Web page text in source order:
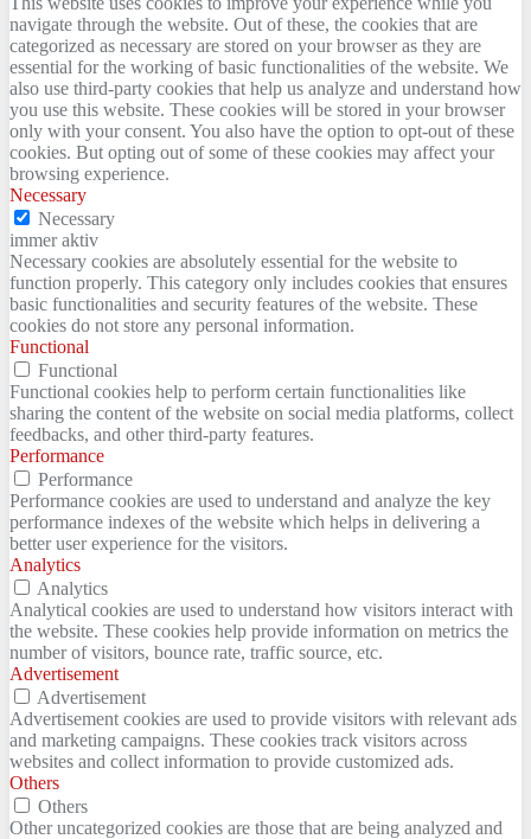
navigate through the website. Out of these, the cookies that are
categorized as necessary are stored on your browser as they are
essential for the working of basic functionalities of the website. We
also use third-party cookies that help us analyze and understand how
you use this website. These cookies will be stored in your browser
only with your consent. You also have the option to opt-out of these
cookies. But opting out of some of these cookies may affect your
browsing experience.
Necessary
Necessary
immer aktiv
Necessary cookies are absolutely essential for the website to
function properly. This category only includes cookies that ensures
basic functionalities and security features of the website. These
cookies do not store any personal information.
Functional
Functional
Functional cookies help to perform certain functionalities like
sharing the content of the website on social media platforms, collect
feedbacks, and other third-party features.
Performance
Performance
Performance cookies are used to understand and analyze the key
performance indexes of the website which helps in delivering a
better user experience for the visitors.
Analytics
Analytics
Analytical cookies are used to understand how visitors interact with
the website. These cookies help provide information on metrics the
number of visitors, bounce rate, traffic source, etc.
Advertisement
Advertisement
Advertisement cookies are used to provide visitors with relevant ads
and marketing campaigns. These cookies track visitors across
websites and collect information to provide customized ads.
Others
Others
Other uncategorized cookies are those that are being analyzed and